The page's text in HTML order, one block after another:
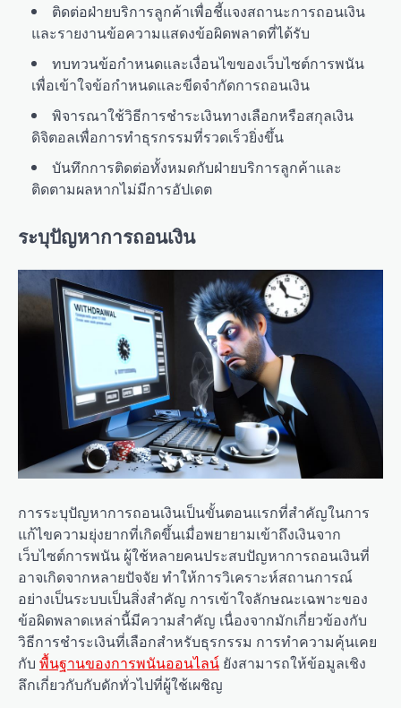
ติดต่อฝ่ายบริการลูกค้าเพื่อชี้แจงสถานะการถอนเงิน
และรายงานข้อความแสดงข้อผิดพลาดที่ได้รับ
ทบทวนข้อกำหนดและเงื่อนไขของเว็บไซต์การพนัน
เพื่อเข้าใจข้อกำหนดและขีดจำกัดการถอนเงิน
พิจารณาใช้วิธีการชำระเงินทางเลือกหรือสกุลเงิน
ดิจิตอลเพื่อการทำธุรกรรมที่รวดเร็วยิ่งขึ้น
บันทึกการติดต่อทั้งหมดกับฝ่ายบริการลูกค้าและ
ติดตามผลหากไม่มีการอัปเดต
ระบุปัญหาการถอนเงิน
การระบุปัญหาการถอนเงินเป็นขั้นตอนแรกที่สำคัญในการ
แก้ไขความยุ่งยากที่เกิดขึ้นเมื่อพยายามเข้าถึงเงินจาก
เว็บไซต์การพนัน ผู้ใช้หลายคนประสบปัญหาการถอนเงินที่
อาจเกิดจากหลายปัจจัย ทำให้การวิเคราะห์สถานการณ์
อย่างเป็นระบบเป็นสิ่งสำคัญ การเข้าใจลักษณะเฉพาะของ
ข้อผิดพลาดเหล่านี้มีความสำคัญ เนื่องจากมักเกี่ยวข้องกับ
วิธีการชำระเงินที่เลือกสำหรับธุรกรรม การทำความคุ้นเคย
กับ พื้นฐานของการพนันออนไลน์ ยังสามารถให้ข้อมูลเชิง
ลึกเกี่ยวกับกับดักทั่วไปที่ผู้ใช้เผชิญ